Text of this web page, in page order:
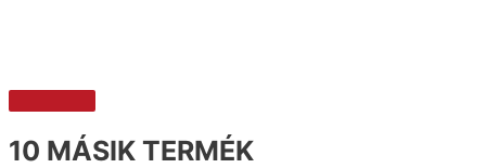
10 MÁSIK TERMÉK